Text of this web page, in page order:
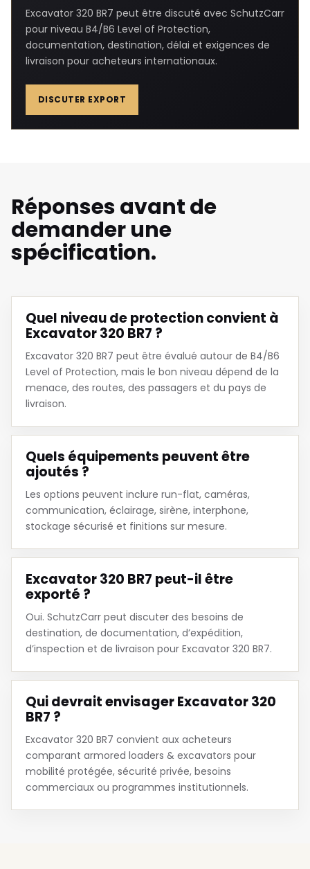
Excavator 320 BR7 peut être discuté avec SchutzCarr
pour niveau B4/B6 Level of Protection,
documentation, destination, délai et exigences de
livraison pour acheteurs internationaux.
DISCUTER EXPORT
Réponses avant de
demander une
spécification.
Quel niveau de protection convient à
Excavator 320 BR7 ?
Excavator 320 BR7 peut être évalué autour de B4/B6
Level of Protection, mais le bon niveau dépend de la
menace, des routes, des passagers et du pays de
livraison.
Quels équipements peuvent être
ajoutés ?
Les options peuvent inclure run-flat, caméras,
communication, éclairage, sirène, interphone,
stockage sécurisé et finitions sur mesure.
Excavator 320 BR7 peut-il être
exporté ?
Oui. SchutzCarr peut discuter des besoins de
destination, de documentation, d’expédition,
d’inspection et de livraison pour Excavator 320 BR7.
Qui devrait envisager Excavator 320
BR7 ?
Excavator 320 BR7 convient aux acheteurs
comparant armored loaders & excavators pour
mobilité protégée, sécurité privée, besoins
commerciaux ou programmes institutionnels.